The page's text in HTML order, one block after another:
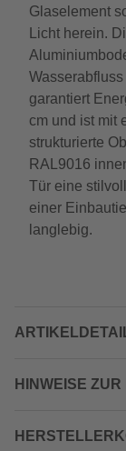
Glaselement
Licht herein.
garantiert
cm und ist mit
strukturierte
RAL9016
Tür eine
einer
langlebig.
HINWEISE